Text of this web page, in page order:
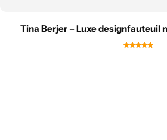
Tina Berjer – Luxe designfauteuil